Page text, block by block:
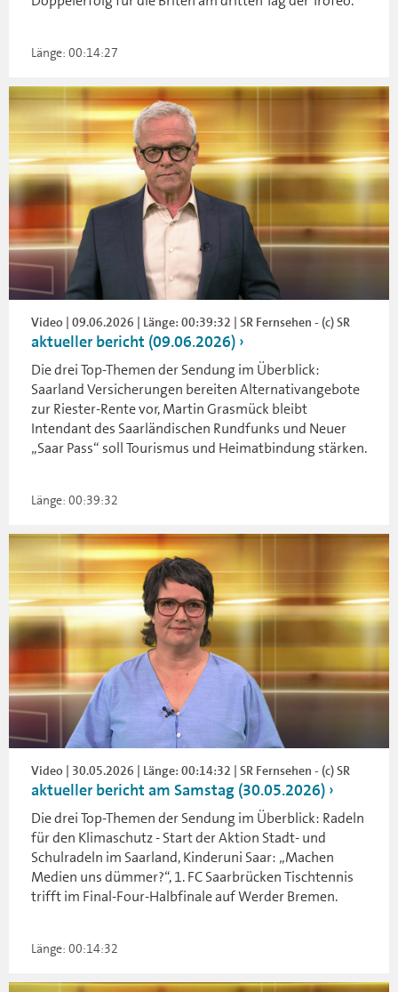
Länge: 00:14:27
Video | 09.06.2026 | Länge: 00:39:32 | SR Fernsehen - (c) SR
aktueller bericht (09.06.2026)
Die drei Top-Themen der Sendung im Überblick:
Saarland Versicherungen bereiten Alternativangebote
zur Riester-Rente vor, Martin Grasmück bleibt
Intendant des Saarländischen Rundfunks und Neuer
„Saar Pass“ soll Tourismus und Heimatbindung stärken.
Länge: 00:39:32
Video | 30.05.2026 | Länge: 00:14:32 | SR Fernsehen - (c) SR
aktueller bericht am Samstag (30.05.2026)
Die drei Top-Themen der Sendung im Überblick: Radeln
für den Klimaschutz - Start der Aktion Stadt- und
Schulradeln im Saarland, Kinderuni Saar: „Machen
Medien uns dümmer?“, 1. FC Saarbrücken Tischtennis
trifft im Final-Four-Halbfinale auf Werder Bremen.
Länge: 00:14:32